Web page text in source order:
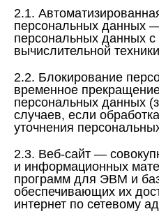
2.1.
персональных данных
персональных данных
вычислительной
2.2. Блокирование
временное
персональных данных
случаев, если
уточнения
2.3. Веб-сайт —
и информационных
программ для ЭВМ и
обеспечивающих их
интернет по сетевому